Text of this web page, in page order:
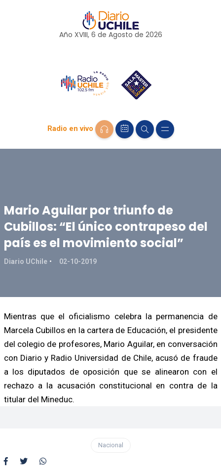
Año XVIII, 6 de Agosto de 2026
Radio en vivo
Mario Aguilar por triunfo de
Cubillos: “El único contrapeso del
país es el movimiento social”
Diario UChile 02-10-2019
Mientras que el oficialismo celebra la permanencia de
Marcela Cubillos en la cartera de Educación, el presidente
del colegio de profesores, Mario Aguilar, en conversación
con Diario y Radio Universidad de Chile, acusó de fraude
a los diputados de oposición que se alinearon con el
rechazo a la acusación constitucional en contra de la
titular del Mineduc.
Nacional